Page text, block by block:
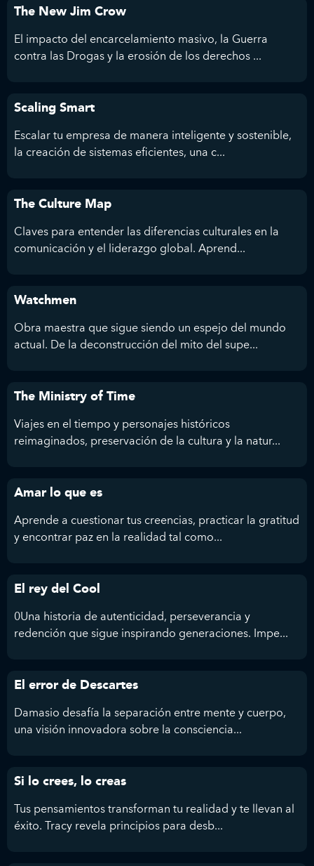
The New Jim Crow
El impacto del encarcelamiento masivo, la Guerra
contra las Drogas y la erosión de los derechos ...
Scaling Smart
Escalar tu empresa de manera inteligente y sostenible,
la creación de sistemas eficientes, una c...
The Culture Map
Claves para entender las diferencias culturales en la
comunicación y el liderazgo global. Aprend...
Watchmen
Obra maestra que sigue siendo un espejo del mundo
actual. De la deconstrucción del mito del supe...
The Ministry of Time
Viajes en el tiempo y personajes históricos
reimaginados, preservación de la cultura y la natur...
Amar lo que es
Aprende a cuestionar tus creencias, practicar la gratitud
y encontrar paz en la realidad tal como...
El rey del Cool
0Una historia de autenticidad, perseverancia y
redención que sigue inspirando generaciones. Impe...
El error de Descartes
Damasio desafía la separación entre mente y cuerpo,
una visión innovadora sobre la consciencia...
Si lo crees, lo creas
Tus pensamientos transforman tu realidad y te llevan al
éxito. Tracy revela principios para desb...